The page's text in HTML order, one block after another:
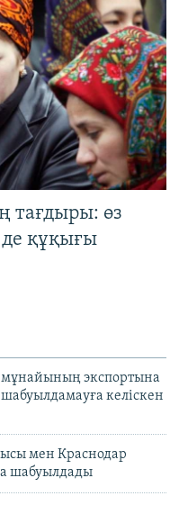
тағдыры: өз
де құқығы
экспортына
келіскен
мен Краснодар
шабуылдады